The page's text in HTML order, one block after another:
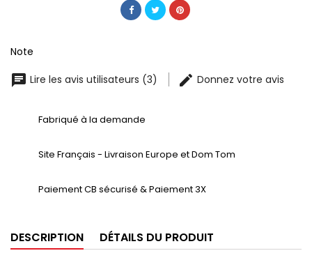
Note
Lire les avis utilisateurs (3)
Donnez votre avis
Fabriqué à la demande
Site Français - Livraison Europe et Dom Tom
Paiement CB sécurisé & Paiement 3X
DESCRIPTION DÉTAILS DU PRODUIT